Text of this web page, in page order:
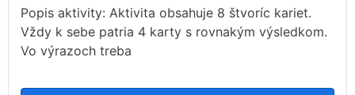
Popis aktivity: Aktivita obsahuje 8 štvoríc kariet.
Vždy k sebe patria 4 karty s rovnakým výsledkom.
Vo výrazoch treba